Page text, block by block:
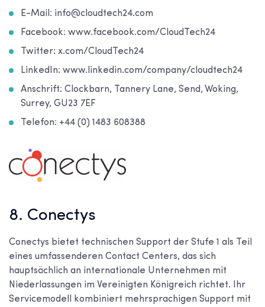
E-Mail: info@cloudtech24.com
Facebook: www.facebook.com/CloudTech24
Twitter: x.com/CloudTech24
LinkedIn: www.linkedin.com/company/cloudtech24
Anschrift: Clockbarn, Tannery Lane, Send, Woking,
Surrey, GU23 7EF
Telefon: +44 (0) 1483 608388
8. Conectys
Conectys bietet technischen Support der Stufe 1 als Teil
eines umfassenderen Contact Centers, das sich
hauptsächlich an internationale Unternehmen mit
Niederlassungen im Vereinigten Königreich richtet. Ihr
Servicemodell kombiniert mehrsprachigen Support mit